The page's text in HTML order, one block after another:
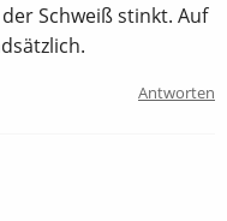
Schweiß stinkt. Auf
Antworten